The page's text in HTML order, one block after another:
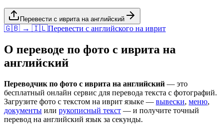
Перевести с иврита на английский
🇬🇧 → 🇮🇱Перевести с английского на иврит
О переводе по фото с иврита на
английский
Переводчик по фото с иврита на английский — это
бесплатный онлайн сервис для перевода текста с фотографий.
Загрузите фото с текстом на иврит языке — вывески, меню,
документы или рукописный текст — и получите точный
перевод на английский язык за секунды.